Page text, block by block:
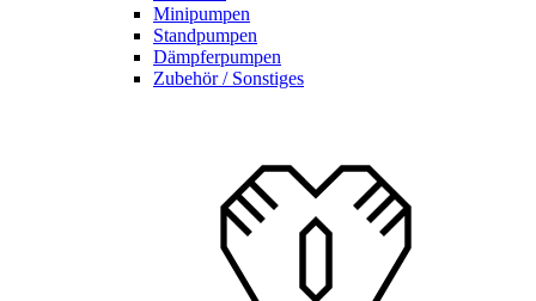
Minipumpen
Standpumpen
Dämpferpumpen
Zubehör / Sonstiges